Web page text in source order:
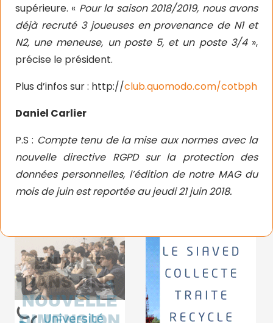
supérieure. « Pour la saison 2018/2019, nous avons
déjà recruté 3 joueuses en provenance de N1 et
N2, une meneuse, un poste 5, et un poste 3/4 »,
précise le président.
Plus d’infos sur : http://club.quomodo.com/cotbph
Daniel Carlier
P.S : Compte tenu de la mise aux normes avec la
nouvelle directive RGPD sur la protection des
données personnelles, l’édition de notre MAG du
mois de juin est reportée au jeudi 21 juin 2018.